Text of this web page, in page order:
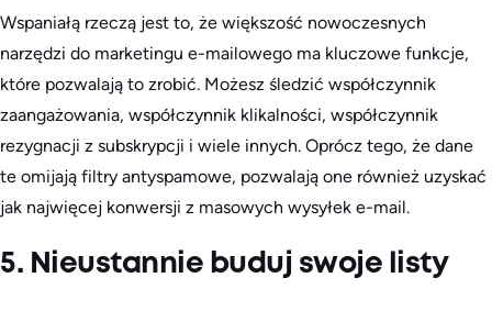
Wspaniałą rzeczą jest to, że większość nowoczesnych
narzędzi do marketingu e-mailowego ma kluczowe funkcje,
które pozwalają to zrobić. Możesz śledzić współczynnik
zaangażowania, współczynnik klikalności, współczynnik
rezygnacji z subskrypcji i wiele innych. Oprócz tego, że dane
te omijają filtry antyspamowe, pozwalają one również uzyskać
jak najwięcej konwersji z masowych wysyłek e-mail.
5. Nieustannie buduj swoje listy